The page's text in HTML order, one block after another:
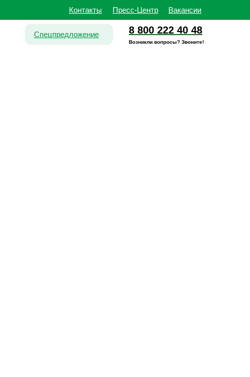
8 800 222 40 48
Возникли вопросы? Звоните!
Спецпредложение
Контакты Пресс-Центр Вакансии